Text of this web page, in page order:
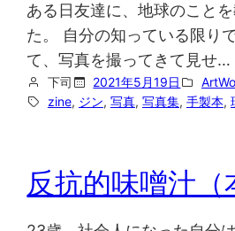
ある日友達に、地球のこと
た。 自分の知っている限り
て、写真を撮ってきて見せ…
下司 2021年5月19日
zine, ジン, 写真, 写真集, 手製本,
反抗的味噌汁（